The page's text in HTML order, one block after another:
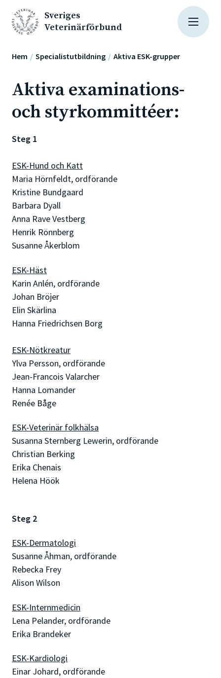
Sveriges
Veterinärförbund
Hem Specialistutbildning Aktiva ESK-grupper
Aktiva examinations-
och styrkommittéer:
Steg 1
ESK-Hund och Katt
Maria Hörnfeldt, ordförande
Kristine Bundgaard
Barbara Dyall
Anna Rave Vestberg
Henrik Rönnberg
Susanne Åkerblom
ESK-Häst
Karin Anlén, ordförande
Johan Bröjer
Elin Skärlina
Hanna Friedrichsen Borg
ESK-Nötkreatur
Ylva Persson, ordförande
Jean-Francois Valarcher
Hanna Lomander
Renée Båge
ESK-Veterinär folkhälsa
Susanna Sternberg Lewerin, ordförande
Christian Berking
Erika Chenais
Helena Höök
Steg 2
ESK-Dermatologi
Susanne Åhman, ordförande
Rebecka Frey
Alison Wilson
ESK-Internmedicin
Lena Pelander, ordförande
Erika Brandeker
ESK-Kardiologi
Einar Johard, ordförande